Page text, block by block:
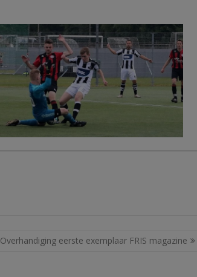
Overhandiging eerste exemplaar FRIS magazine